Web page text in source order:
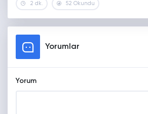
2 dk. 52 Okundu
Yorumlar
Yorum